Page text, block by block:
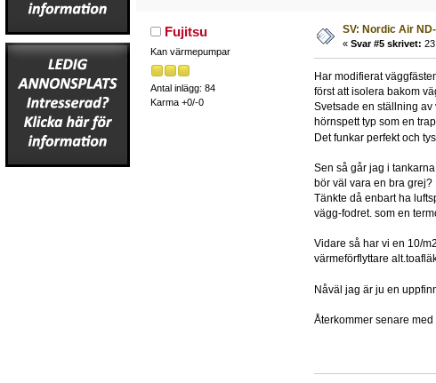
Fujitsu
Kan värmepumpar
Antal inlägg: 84
Karma +0/-0
SV: Nordic Air
« Svar #5 skrivet:
Har modifierat
först att isolera bakom
Svetsade en ställning
hörnspett typ som en
Det funkar perfekt och
Sen så går jag i
bör väl vara en bra
Tänkte då enbart ha
vägg-fodret. som en
Vidare så har vi en 10/
värmeförflyttare
Nåväl jag är ju en
Återkommer senare med